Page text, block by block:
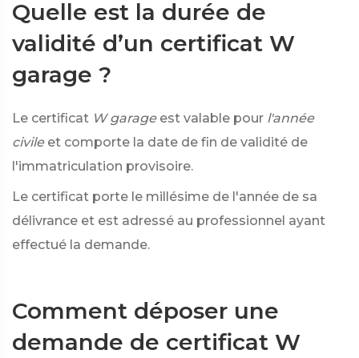
Quelle est la durée de
validité d’un certificat W
garage ?
Le certificat W garage est valable pour l'année
civile et comporte la date de fin de validité de
l'immatriculation provisoire.
Le certificat porte le millésime de l'année de sa
délivrance et est adressé au professionnel ayant
effectué la demande.
Comment déposer une
demande de certificat W